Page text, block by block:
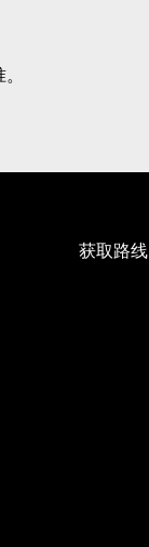
获取路线